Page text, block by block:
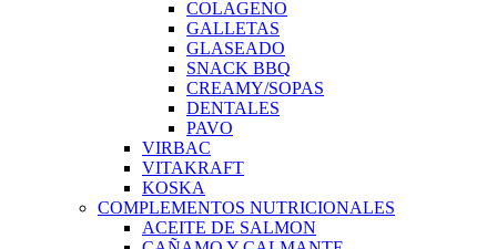
COLAGENO
GALLETAS
GLASEADO
SNACK BBQ
CREAMY/SOPAS
DENTALES
PAVO
VIRBAC
VITAKRAFT
KOSKA
COMPLEMENTOS NUTRICIONALES
ACEITE DE SALMON